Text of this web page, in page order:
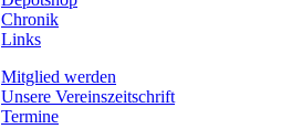
Chronik
Links
Mitglied werden
Unsere Vereinszeitschrift
Termine